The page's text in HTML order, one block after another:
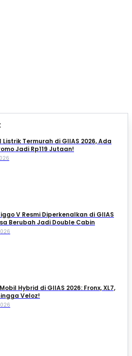
Listrik Termurah di GIIAS 2026, Ada
Jadi Rp119 Jutaan!
V Resmi Diperkenalkan di GIIAS
Berubah Jadi Double Cabin
Hybrid di GIIAS 2026: Fronx, XL7,
Veloz!